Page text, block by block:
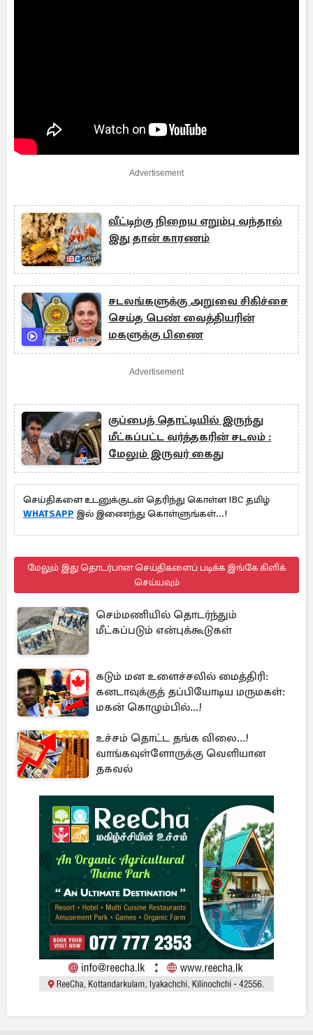
Advertisement
வீட்டிற்கு நிறைய எறும்பு வந்தால்
இது தான் காரணம்
சடலங்களுக்கு அறுவை சிகிச்சை
செய்த பெண் வைத்தியரின்
மகளுக்கு பிணை
Advertisement
குப்பைத் தொட்டியில் இருந்து
மீட்கப்பட்ட வர்த்தகரின் சடலம் :
மேலும் இருவர் கைது
செய்திகளை உடனுக்குடன் தெரிந்து கொள்ள IBC தமிழ்
WHATSAPP இல் இணைந்து கொள்ளுங்கள்...!
மேலும் இது தொடர்பான செய்திகளைப் படிக்க இங்கே கிளிக்
செய்யவும்
செம்மணியில் தொடர்ந்தும்
மீட்கப்படும் என்புக்கூடுகள்
கடும் மன உளைச்சலில் மைத்திரி:
கனடாவுக்குத் தப்பியோடிய மருமகள்:
மகன் கொழும்பில்...!
உச்சம் தொட்ட தங்க விலை...!
வாங்கவுள்ளோருக்கு வெளியான
தகவல்